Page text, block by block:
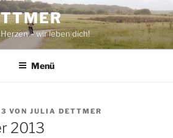
– wir leben dich!
Menü
VON JULIA DETTMER
2013